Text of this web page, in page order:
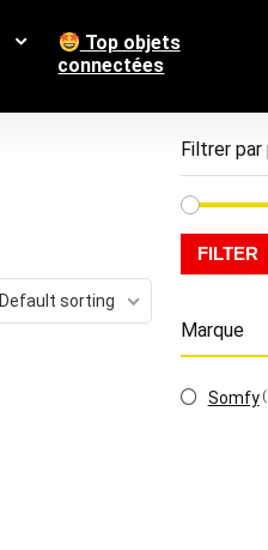
Top objets
connectées
Default sorting
Filtrer par
FILTER
Marque
Somfy